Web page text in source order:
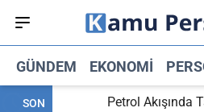
GÜNDEM EKONOMI
SON
bitti,
Petrol Akışında